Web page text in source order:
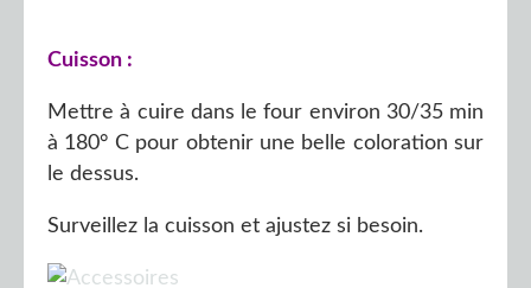
Cuisson :
Mettre à cuire dans le four environ 30/35 min
à 180° C pour obtenir une belle coloration sur
le dessus.
Surveillez la cuisson et ajustez si besoin.